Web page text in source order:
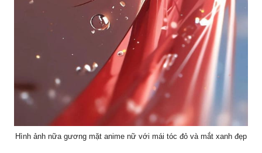
Hình ảnh nữa gương mặt anime nữ với mái tóc đỏ và mắt xanh đẹp